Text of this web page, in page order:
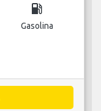
local_gas_station
Gasolina